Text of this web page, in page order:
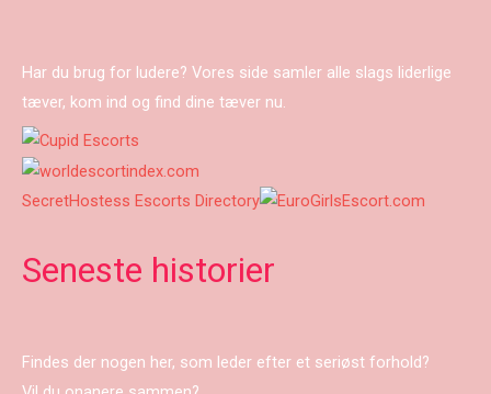
Har du brug for ludere? Vores side samler alle slags liderlige
tæver, kom ind og find dine tæver nu.
SecretHostess Escorts Directory
Seneste historier
Findes der nogen her, som leder efter et seriøst forhold?